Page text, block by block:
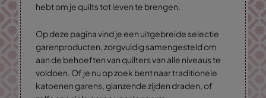
hebt om je quilts tot leven te brengen.
Op deze pagina vind je een uitgebreide selectie
garenproducten, zorgvuldig samengesteld om
aan de behoeften van quilters van alle niveaus te
voldoen. Of je nu op zoek bent naar traditionele
katoenen garens, glanzende zijden draden, of